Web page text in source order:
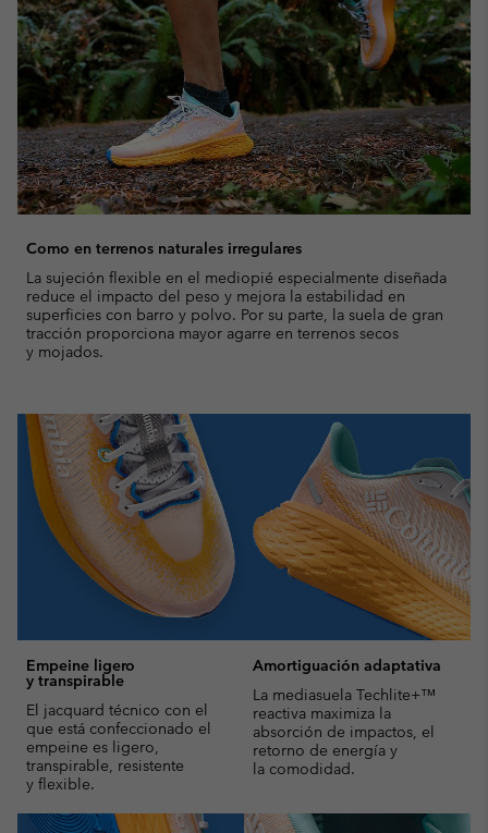
Como en terrenos naturales irregulares
La sujeción flexible en el mediopié especialmente diseñada
reduce el impacto del peso y mejora la estabilidad en
superficies con barro y polvo. Por su parte, la suela de gran
tracción proporciona mayor agarre en terrenos secos
y mojados.
Empeine ligero
y transpirable
El jacquard técnico con el
que está confeccionado el
empeine es ligero,
transpirable, resistente
y flexible.
Amortiguación adaptativa
La mediasuela Techlite+™
reactiva maximiza la
absorción de impactos, el
retorno de energía y
la comodidad.